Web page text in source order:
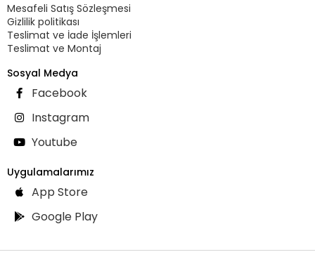
Mesafeli Satış Sözleşmesi
Gizlilik politikası
Teslimat ve İade İşlemleri
Teslimat ve Montaj
Sosyal Medya
Facebook
Instagram
Youtube
Uygulamalarımız
App Store
Google Play